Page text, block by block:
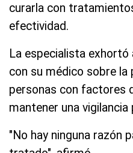
curarla con
efectividad.
La especialista exhortó
con su médico sobre la
personas con factores
mantener una vigilancia
"No hay ninguna razón